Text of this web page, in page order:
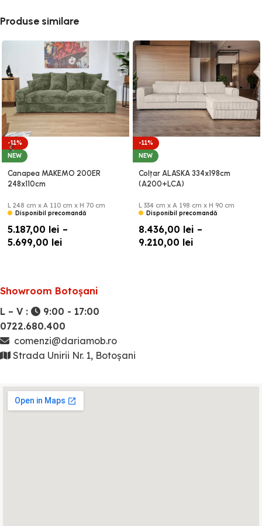
Produse similare
-11%
NEW
Canapea MAKEMO 200ER
248x110cm
L 248 cm x A 110 cm x H 70 cm
Disponibil precomandă
5.187,00 lei –
5.699,00 lei
-11%
NEW
Colțar ALASKA 334x198cm
(A200+LCA)
L 334 cm x A 198 cm x H 90 cm
Disponibil precomandă
8.436,00 lei –
9.210,00 lei
Showroom Botoșani
L – V :
9:00 - 17:00
0722.680.400
comenzi@dariamob.ro
Strada Unirii Nr. 1, Botoșani